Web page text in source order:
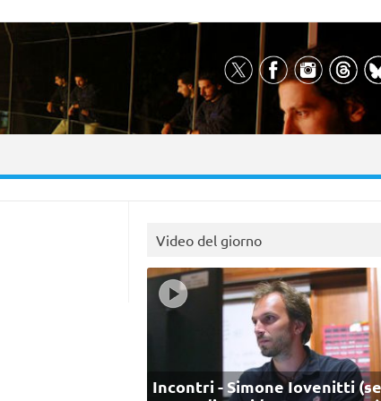
Video del giorno
Incontri - Simone Iovenitti